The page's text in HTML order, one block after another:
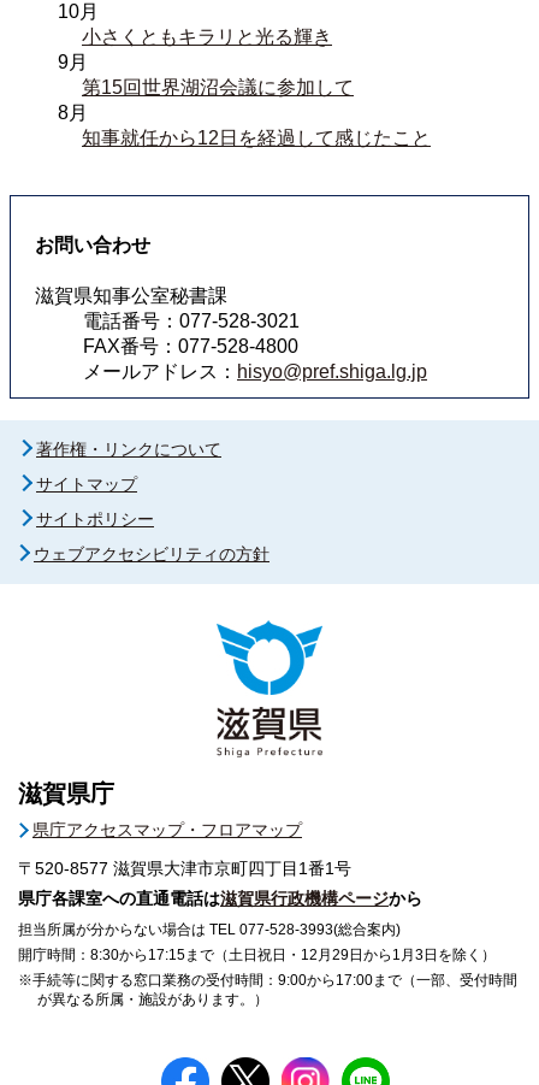
10月
小さくともキラリと光る輝き
9月
第15回世界湖沼会議に参加して
8月
知事就任から12日を経過して感じたこと
お問い合わせ
滋賀県知事公室秘書課
電話番号：077-528-3021
FAX番号：077-528-4800
メールアドレス： hisyo@pref.shiga.lg.jp
著作権・リンクについて
サイトマップ
サイトポリシー
ウェブアクセシビリティの方針
滋賀県庁
県庁アクセスマップ・フロアマップ
〒520-8577 滋賀県大津市京町四丁目1番1号
県庁各課室への直通電話は滋賀県行政機構ページから
担当所属が分からない場合は TEL 077-528-3993(総合案内)
開庁時間：8:30から17:15まで（土日祝日・12月29日から1月3日を除く）
※手続等に関する窓口業務の受付時間：9:00から17:00まで（一部、受付時間
が異なる所属・施設があります。）